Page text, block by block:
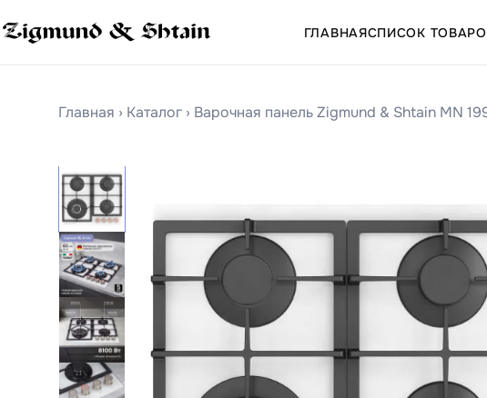
ГЛАВНАЯСПИСОК
Главная › Каталог › Варочная панель Zigmund & Shtain MN